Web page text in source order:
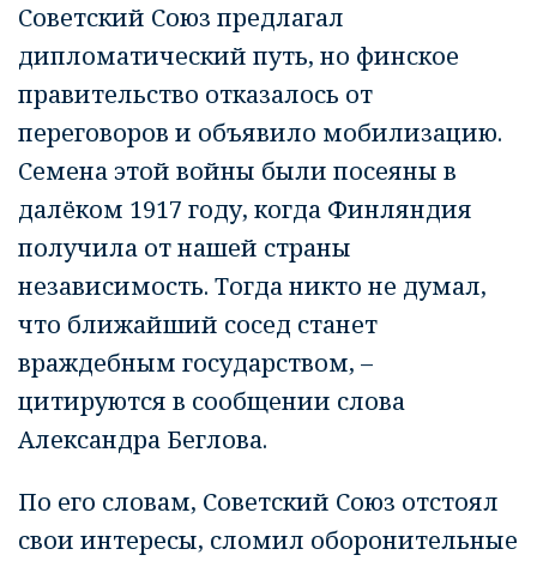
Советский Союз предлагал
дипломатический путь, но финское
правительство отказалось от
переговоров и объявило мобилизацию.
Семена этой войны были посеяны в
далёком 1917 году, когда Финляндия
получила от нашей страны
независимость. Тогда никто не думал,
что ближайший сосед станет
враждебным государством, –
цитируются в сообщении слова
Александра Беглова.
По его словам, Советский Союз отстоял
свои интересы, сломил оборонительные